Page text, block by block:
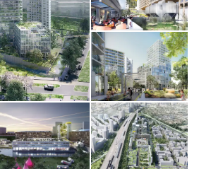
de galerij in vergrote weergaveOpen de galerij in vergrote